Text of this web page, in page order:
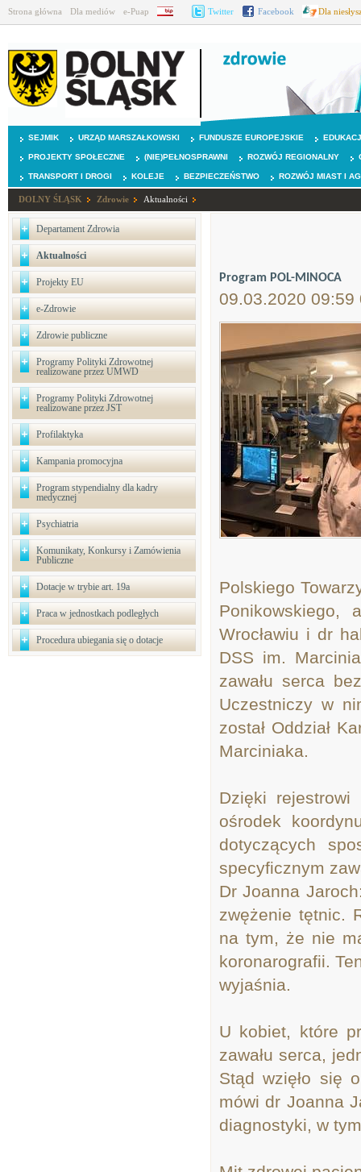
Strona główna Dla mediów e-Puap BIP Twitter Facebook Dla
SEJMIK URZĄD MARSZAŁKOWSKI FUNDUSZE EUROPEJSKIE
PROJEKTY SPOŁECZNE (NIE)PEŁNOSPRAWNI ROZWÓJ REGIONALNY
TRANSPORT I DROGI KOLEJE BEZPIECZEŃSTWO ROZWÓJ MIAST I
DOLNY ŚLĄSK Zdrowie Aktualności
Departament Zdrowia
Aktualności
Projekty EU
e-Zdrowie
Zdrowie publiczne
Programy Polityki Zdrowotnej
realizowane przez UMWD
Programy Polityki Zdrowotnej
realizowane przez JST
Profilaktyka
Kampania promocyjna
Program stypendialny dla kadry
medycznej
Psychiatria
Komunikaty, Konkursy i Zamówienia
Publiczne
Dotacje w trybie art. 19a
Praca w jednostkach podległych
Procedura ubiegania się o dotacje
Program POL-MINOCA
09.03.2020 09:59
Polskiego
Ponikowskiego,
Wrocławiu i dr
DSS im.
zawału serca
Uczestniczy w
został Oddział
Marciniaka.
Dzięki
ośrodek
dotyczących
specyficznym
Dr Joanna
zwężenie tętnic.
na tym, że nie
koronarografii.
wyjaśnia.
U kobiet, które
zawału serca,
Stąd wzięło się
mówi dr Joanna
diagnostyki, w